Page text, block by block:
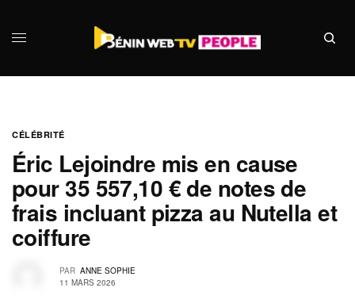
CÉLÉBRITÉ
Éric Lejoindre mis en cause
pour 35 557,10 € de notes de
frais incluant pizza au Nutella et
coiffure
PAR ANNE SOPHIE
11 MARS 2026